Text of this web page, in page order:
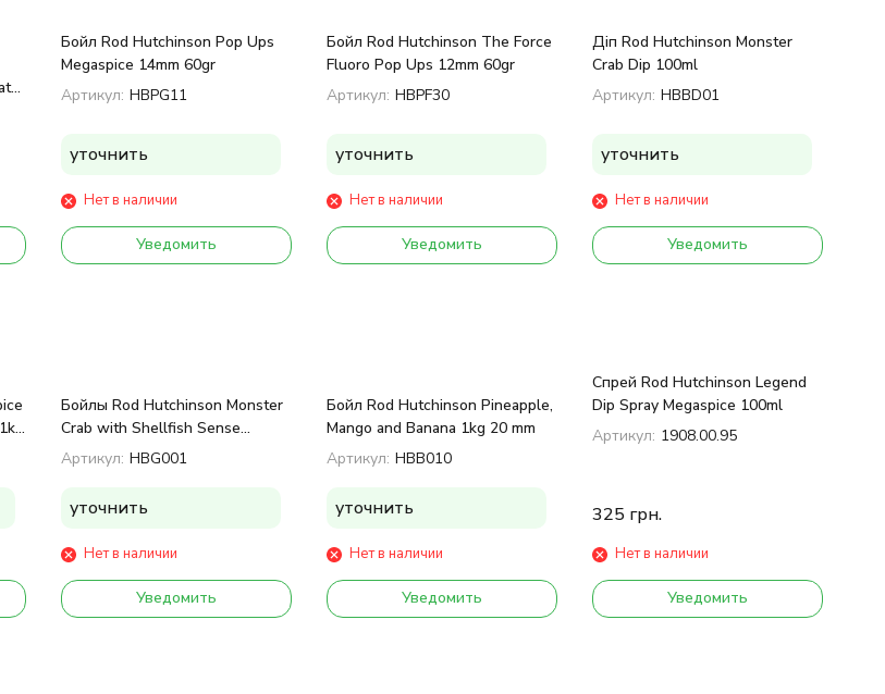
Бойл Rod Hutchinson Pop Ups
Megaspice 14mm 60gr
Артикул: HBPG11
уточнить
Нет в наличии
Уведомить
Бойл Rod Hutchinson The Force
Fluoro Pop Ups 12mm 60gr
Артикул: HBPF30
уточнить
Нет в наличии
Уведомить
Діп Rod Hutchinson Monster
Crab Dip 100ml
Артикул: HBBD01
уточнить
Нет в наличии
Уведомить
Бойлы Rod Hutchinson Monster
Crab with Shellfish Sense
Appeal 15mm 1kg
Артикул: HBG001
уточнить
Нет в наличии
Уведомить
Бойл Rod Hutchinson Pineapple,
Mango and Banana 1kg 20 mm
Артикул: HBB010
уточнить
Нет в наличии
Уведомить
Спрей Rod Hutchinson Legend
Dip Spray Megaspice 100ml
Артикул: 1908.00.95
325 грн.
Нет в наличии
Уведомить